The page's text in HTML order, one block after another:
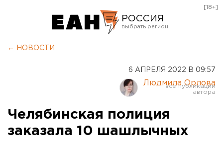
РОССИЯ
Курган
Оренбург
[18+]
← НОВОСТИ
6 АПРЕЛЯ 2022 В 09:57
Людмила Орлова
Челябинская полиция
заказала 10 шашлычных